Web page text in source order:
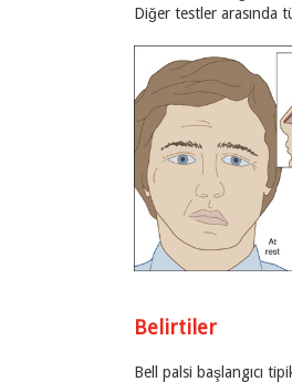
Diğer testler arasında
Belirtiler
Bell palsi başlangıcı